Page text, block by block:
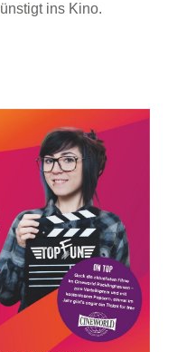
ins Kino.